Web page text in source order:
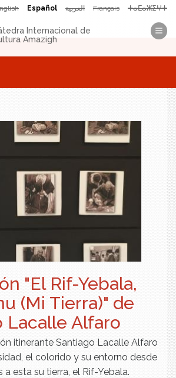
Español العربية Français ⵜⴰⵎⴰⵣⵉⵖⵜ
Internacional de
Amazigh
usted aquí
"El Rif-Yebala,
(Mi Tierra)" de
Lacalle Alfaro
itinerante Santiago Lacalle Alfaro
el colorido y su entorno desde
a esta su tierra, el Rif-Yebala.